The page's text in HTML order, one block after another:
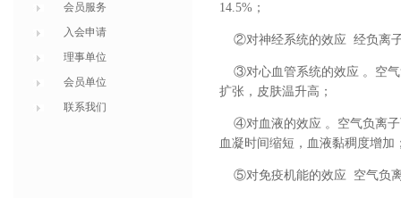
会员服务
入会申请
理事单位
会员单位
联系我们
14.5%；
②对神经系统的效应 经负离子
③对心血管系统的效应 。空气
扩张，皮肤温升高；
④对血液的效应 。空气负离子
血凝时间缩短，血液黏稠度增加
⑤对免疫机能的效应 空气负离